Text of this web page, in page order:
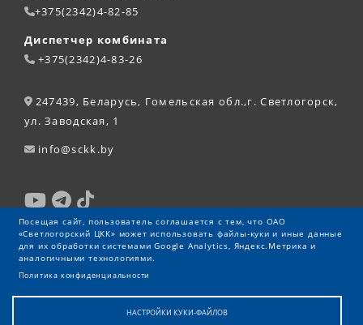
+375(2342)4-82-85
Диспетчер комбината
+375(2342)4-83-26
247439, Беларусь, Гомельская обл.,г. Светлогорск,
ул. Заводская, 1
info@sckk.by
Посещая сайт, пользователь соглашается с тем, что ОАО
«Светлогорский ЦКК» может использовать файлы-куки и иные данные
для их обработки системами Google Analytics, Яндекс.Метрика и
аналогичными технологиями.
Политика конфиденциальности
НАСТРОЙКИ КУКИ-ФАЙЛОВ